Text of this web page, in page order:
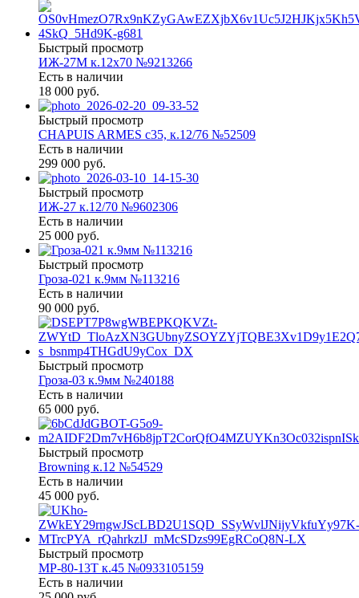
Быстрый просмотр
ИЖ-27М к.12х70 №9213266
Есть в наличии
18 000 руб.
Быстрый просмотр
CHAPUIS ARMES c35, к.12/76 №52509
Есть в наличии
299 000 руб.
Быстрый просмотр
ИЖ-27 к.12/70 №9602306
Есть в наличии
25 000 руб.
Быстрый просмотр
Гроза-021 к.9мм №113216
Есть в наличии
90 000 руб.
Быстрый просмотр
Гроза-03 к.9мм №240188
Есть в наличии
65 000 руб.
Быстрый просмотр
Browning к.12 №54529
Есть в наличии
45 000 руб.
Быстрый просмотр
МР-80-13Т к.45 №0933105159
Есть в наличии